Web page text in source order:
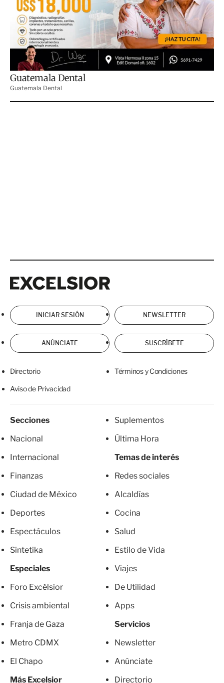
INICIAR SESIÓN NEWSLETTER
ANÚNCIATE SUSCRÍBETE
Directorio Términos y Condiciones
Aviso de Privacidad
Secciones
Nacional
Internacional
Finanzas
Ciudad de México
Deportes
Espectáculos
Sintetika
Especiales
Foro Excélsior
Crisis ambiental
Franja de Gaza
Metro CDMX
El Chapo
Más Excelsior
Suplementos
Última Hora
Temas de interés
Redes sociales
Alcaldías
Cocina
Salud
Estilo de Vida
Viajes
De Utilidad
Apps
Servicios
Newsletter
Anúnciate
Directorio